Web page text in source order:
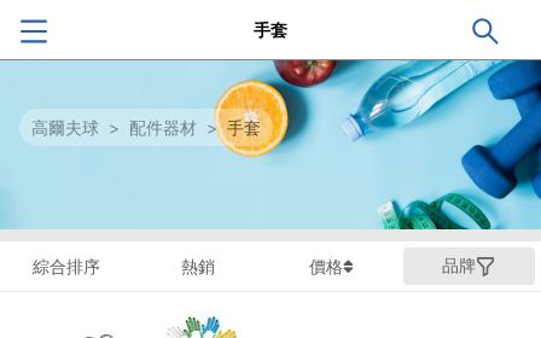
手套
高爾夫球 > 配件器材 > 手套
綜合排序 熱銷 價格 品牌